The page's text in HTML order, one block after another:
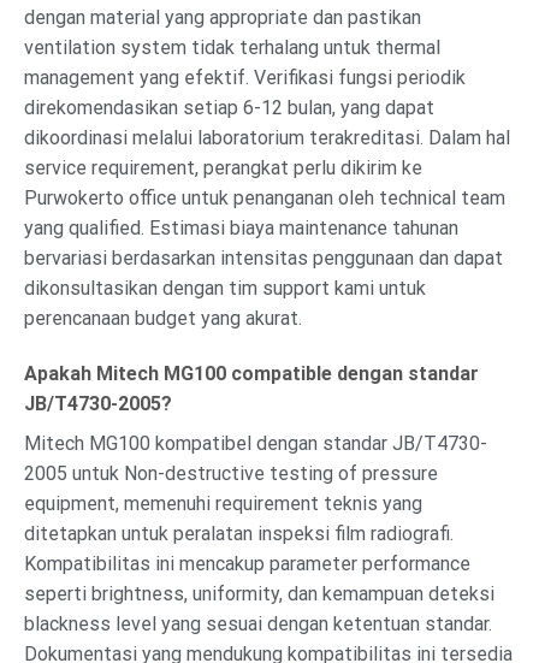
dengan material yang appropriate dan pastikan
ventilation system tidak terhalang untuk thermal
management yang efektif. Verifikasi fungsi periodik
direkomendasikan setiap 6-12 bulan, yang dapat
dikoordinasi melalui laboratorium terakreditasi. Dalam hal
service requirement, perangkat perlu dikirim ke
Purwokerto office untuk penanganan oleh technical team
yang qualified. Estimasi biaya maintenance tahunan
bervariasi berdasarkan intensitas penggunaan dan dapat
dikonsultasikan dengan tim support kami untuk
perencanaan budget yang akurat.
Apakah Mitech MG100 compatible dengan standar
JB/T4730-2005?
Mitech MG100 kompatibel dengan standar JB/T4730-
2005 untuk Non-destructive testing of pressure
equipment, memenuhi requirement teknis yang
ditetapkan untuk peralatan inspeksi film radiografi.
Kompatibilitas ini mencakup parameter performance
seperti brightness, uniformity, dan kemampuan deteksi
blackness level yang sesuai dengan ketentuan standar.
Dokumentasi yang mendukung kompatibilitas ini tersedia